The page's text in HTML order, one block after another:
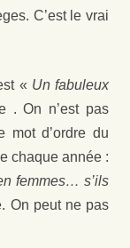
C’est le vrai
« Un fabuleux
. On n’est pas
mot d’ordre du
chaque année :
femmes… s’ils
On peut ne pas